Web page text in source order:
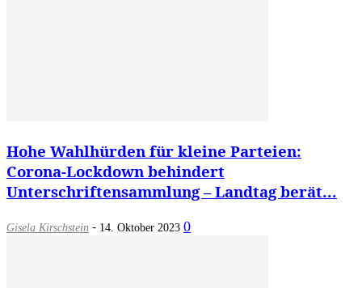
Hohe Wahlhürden für kleine Parteien:
Corona-Lockdown behindert
Unterschriftensammlung – Landtag berät...
Gisela Kirschstein - 14. Oktober 2023 0